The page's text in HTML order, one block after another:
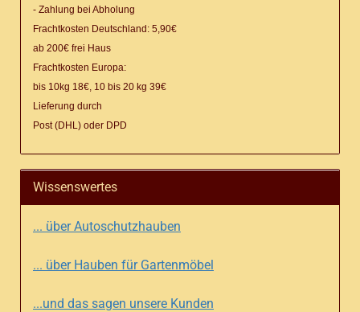
- Zahlung bei Abholung
Frachtkosten Deutschland: 5,90€
ab 200€ frei Haus
Frachtkosten Europa:
bis 10kg 18€, 10 bis 20 kg 39€
Lieferung durch
Post (DHL) oder DPD
Wissenswertes
... über Autoschutzhauben
... über Hauben für Gartenmöbel
...und das sagen unsere Kunden